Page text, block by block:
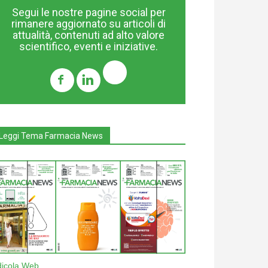
Segui le nostre pagine social per
rimanere aggiornato su articoli di
attualità, contenuti ad alto valore
scientifico, eventi e iniziative.
Tema Farmacia News
Web